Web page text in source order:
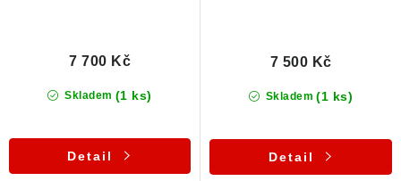
Skladem (1 ks)
7 700 Kč
Detail
Skladem (1 ks)
7 500 Kč
Detail